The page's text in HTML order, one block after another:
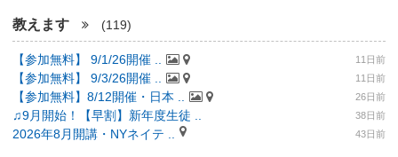
教えます (119)
【参加無料】 9/1/26開催 .. 11日前
【参加無料】 9/3/26開催 .. 11日前
【参加無料】8/12開催・日本 .. 26日前
♫9月開始！【早割】新年度生徒 .. 38日前
2026年8月開講・NYネイテ .. 43日前